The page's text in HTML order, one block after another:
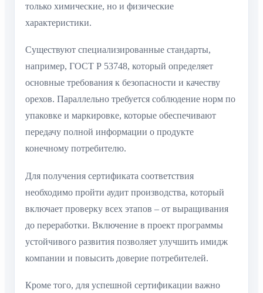
только химические, но и физические
характеристики.
Существуют специализированные стандарты,
например, ГОСТ Р 53748, который определяет
основные требования к безопасности и качеству
орехов. Параллельно требуется соблюдение норм по
упаковке и маркировке, которые обеспечивают
передачу полной информации о продукте
конечному потребителю.
Для получения сертификата соответствия
необходимо пройти аудит производства, который
включает проверку всех этапов – от выращивания
до переработки. Включение в проект программы
устойчивого развития позволяет улучшить имидж
компании и повысить доверие потребителей.
Кроме того, для успешной сертификации важно